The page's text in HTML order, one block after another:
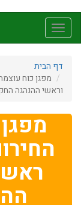
לתוכן
העיקריToggle
navigation
דף הבית
מפגן כוח
וראשי ההנהגה